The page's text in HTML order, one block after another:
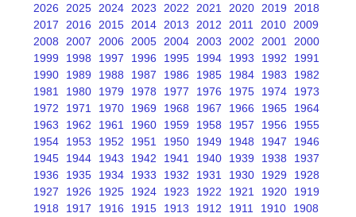
2026 2025 2024 2023 2022 2021 2020 2019
2018
2017
2016 2015 2014 2013 2012 2011 2010
2009
2008
2007 2006 2005 2004 2003 2002 2001
2000
1999
1998 1997 1996 1995 1994 1993 1992
1991
1990
1989 1988 1987 1986 1985 1984 1983
1982
1981
1980 1979 1978 1977 1976 1975 1974
1973
1972
1971 1970 1969 1968 1967 1966 1965
1964
1963
1962 1961 1960 1959 1958 1957 1956
1955
1954
1953 1952 1951 1950 1949 1948 1947
1946
1945
1944 1943 1942 1941 1940 1939 1938
1937
1936
1935 1934 1933 1932 1931 1930 1929
1928
1927
1926 1925 1924 1923 1922 1921 1920
1919
1918
1917 1916 1915 1913 1912 1911 1910
1908